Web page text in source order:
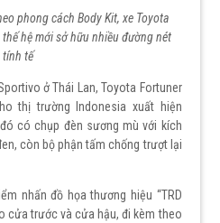
phong cách Body Kit, xe Toyota
hệ mới sở hữu nhiều đường nét
tính tế
ở Thái Lan, Toyota Fortuner
thị trường Indonesia xuất hiện
có chụp đèn sương mù với kích
còn bộ phận tấm chống trượt lại
nhấn đồ họa thương hiệu “TRD
cửa trước và cửa hậu, đi kèm theo